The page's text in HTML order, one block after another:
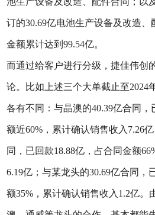
订的30.69亿电池生产设备及改造、
金额累计达到99.54亿。
而通过给客户进行分级，捷佳伟创
论。比如上述三个大单截止至2024
各有不同：与晶澳的40.39亿合同，
额近60%，累计确认销售收入7.26
同，已回款18.88亿，占合同金额
6.19亿；与某龙头的30.69亿合同，
额35%，累计确认销售收入1.2亿。